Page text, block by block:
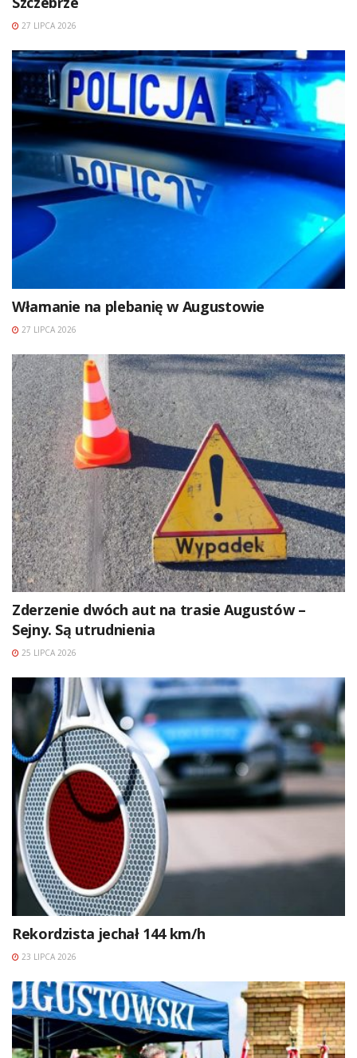
27 LIPCA 2026
Włamanie na plebanię w Augustowie
27 LIPCA 2026
Zderzenie dwóch aut na trasie Augustów –
Sejny. Są utrudnienia
25 LIPCA 2026
Rekordzista jechał 144 km/h
23 LIPCA 2026